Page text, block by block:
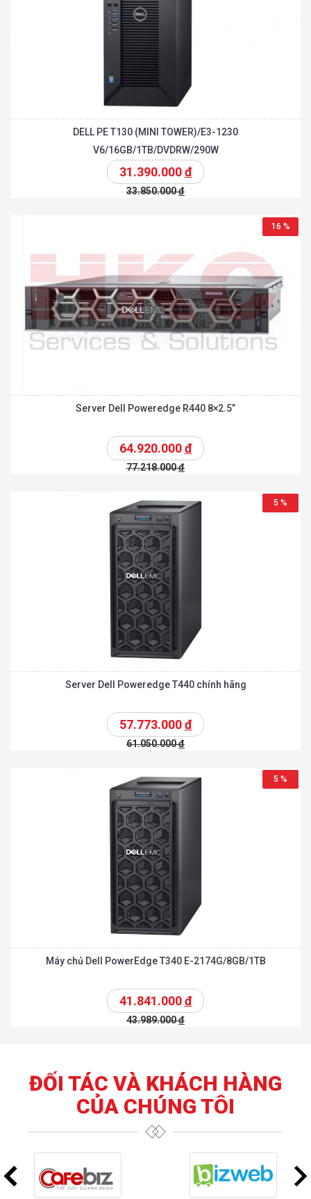
DELL PE T130 (MINI TOWER)/E3-1230
V6/16GB/1TB/DVDRW/290W
31.390.000đ
33.850.000đ
16 %
Server Dell Poweredge R440 8×2.5”
64.920.000đ
77.218.000đ
5 %
Server Dell Poweredge T440 chính hãng
57.773.000đ
61.050.000đ
5 %
Máy chủ Dell PowerEdge T340 E-2174G/8GB/1TB
41.841.000đ
43.989.000đ
ĐỐI TÁC VÀ KHÁCH HÀNG
CỦA CHÚNG TÔI